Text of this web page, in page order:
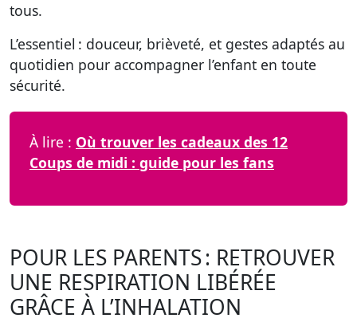
tous.
L’essentiel : douceur, brièveté, et gestes adaptés au
quotidien pour accompagner l’enfant en toute
sécurité.
À lire : Où trouver les cadeaux des 12
Coups de midi : guide pour les fans
POUR LES PARENTS : RETROUVER
UNE RESPIRATION LIBÉRÉE
GRÂCE À L’INHALATION